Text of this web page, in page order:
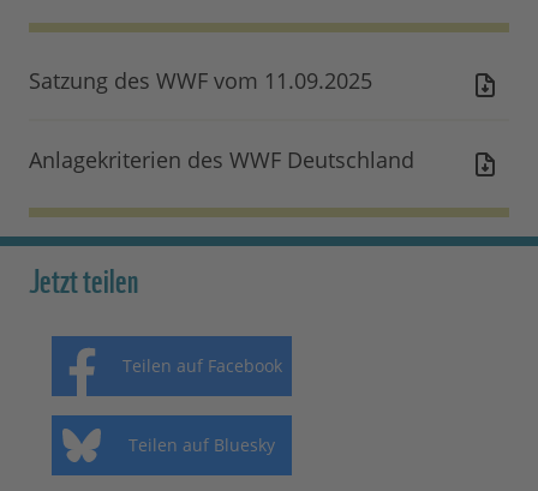
Satzung des WWF vom 11.09.2025
Anlagekriterien des WWF Deutschland
Jetzt teilen
Teilen auf Facebook
Teilen auf Bluesky